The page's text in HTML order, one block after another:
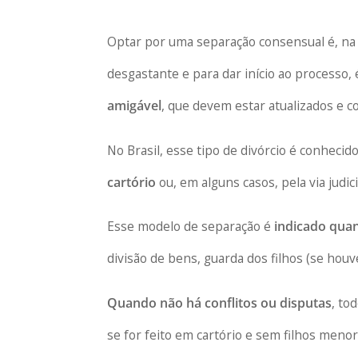
Optar por uma separação consensual é,
desgastante e para dar início ao
amigável, que devem estar atualizados e
No Brasil, esse tipo de divórcio é
cartório ou, em alguns casos, pela via
Esse modelo de separação é indicado
divisão de bens, guarda dos filhos (se
Quando não há conflitos ou disputas,
se for feito em cartório e sem filhos